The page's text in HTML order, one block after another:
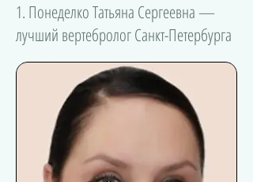
1. Понеделко Татьяна Сергеевна —
лучший вертебролог Санкт-Петербурга